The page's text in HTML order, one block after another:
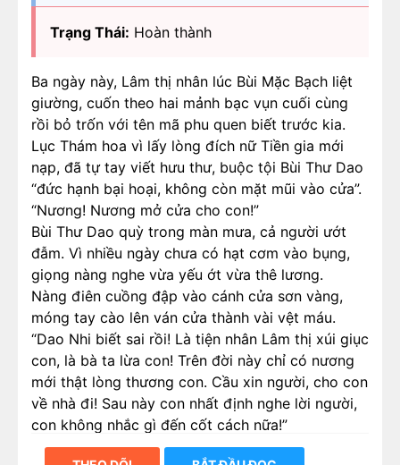
Trạng Thái: Hoàn thành
Ba ngày này, Lâm thị nhân lúc Bùi Mặc Bạch liệt
giường, cuốn theo hai mảnh bạc vụn cuối cùng
rồi bỏ trốn với tên mã phu quen biết trước kia.
Lục Thám hoa vì lấy lòng đích nữ Tiền gia mới
nạp, đã tự tay viết hưu thư, buộc tội Bùi Thư Dao
“đức hạnh bại hoại, không còn mặt mũi vào cửa”.
“Nương! Nương mở cửa cho con!”
Bùi Thư Dao quỳ trong màn mưa, cả người ướt
đẫm. Vì nhiều ngày chưa có hạt cơm vào bụng,
giọng nàng nghe vừa yếu ớt vừa thê lương.
Nàng điên cuồng đập vào cánh cửa sơn vàng,
móng tay cào lên ván cửa thành vài vệt máu.
“Dao Nhi biết sai rồi! Là tiện nhân Lâm thị xúi giục
con, là bà ta lừa con! Trên đời này chỉ có nương
mới thật lòng thương con. Cầu xin người, cho con
về nhà đi! Sau này con nhất định nghe lời người,
con không nhắc gì đến cốt cách nữa!”